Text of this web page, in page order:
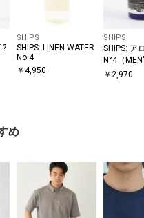
?
SHIPS
SHIPS: LINEN WATER
No.4
￥ 4,950
SHIPS
SHIPS: ア
N°4（
￥2,970
め